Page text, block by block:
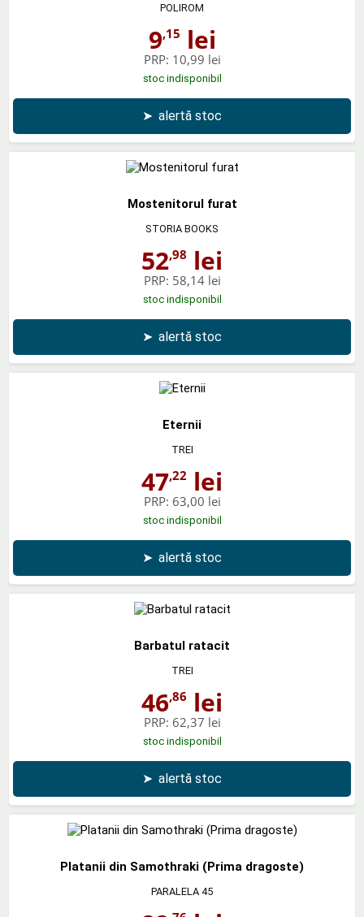
POLIROM
9,15 lei
PRP: 10,99 lei
stoc indisponibil
➤ alertă stoc
Mostenitorul furat
STORIA BOOKS
52,98 lei
PRP: 58,14 lei
stoc indisponibil
➤ alertă stoc
Eternii
TREI
47,22 lei
PRP: 63,00 lei
stoc indisponibil
➤ alertă stoc
Barbatul ratacit
TREI
46,86 lei
PRP: 62,37 lei
stoc indisponibil
➤ alertă stoc
Platanii din Samothraki (Prima dragoste)
PARALELA 45